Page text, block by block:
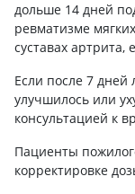
дольше 14 дней
ревматизме
суставах
Если после 7 дней
улучшилось или
консультацией к
Пациенты
корректировке